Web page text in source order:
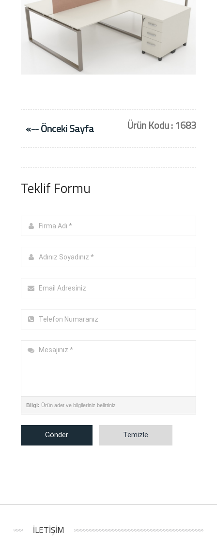
«-- Önceki Sayfa Ürün Kodu : 1683
Teklif Formu
Bilgi: Ürün adet ve bilgileriniz belirtiniz
Gönder Temizle
İLETİŞİM